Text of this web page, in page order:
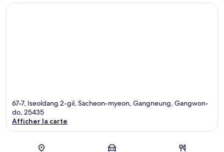
67-7, Iseoldang 2-gil, Sacheon-myeon, Gangneung, Gangwon-
do, 25435
Afficher la carte